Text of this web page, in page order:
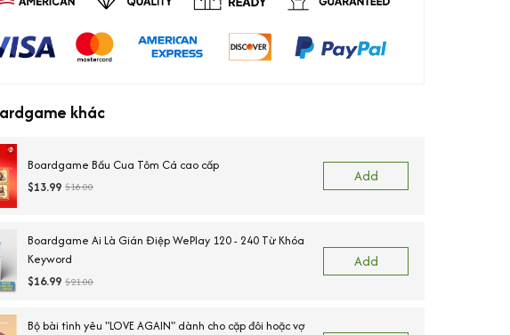
khác
Boardgame Bầu Cua Tôm Cá cao cấp
$13.99 $18.00
Add
Boardgame Ai Là Gián Điệp WePlay 120 - 240 Từ Khóa
Keyword
$16.99 $21.00
Add
Bộ bài tình yêu "LOVE AGAIN" dành cho cặp đôi hoặc vợ